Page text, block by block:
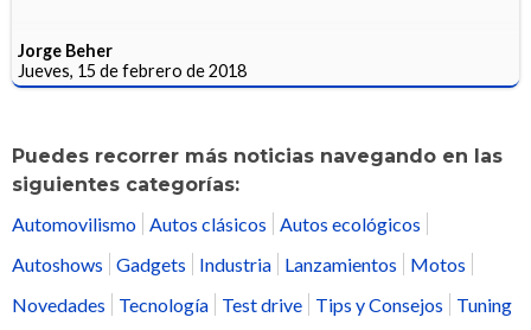
Jorge Beher
Jueves, 15 de febrero de 2018
Puedes recorrer más noticias navegando en las
siguientes categorías:
Automovilismo Autos clásicos
Autos ecológicos
Autoshows
Gadgets Industria Lanzamientos
Motos
Novedades
Tecnología Test drive Tips y Consejos Tuning